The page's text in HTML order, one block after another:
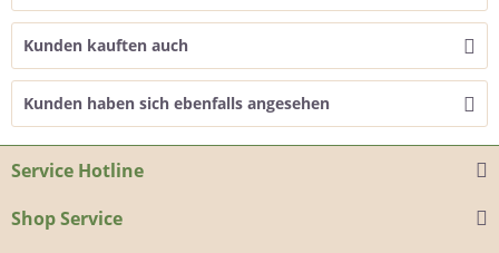
Kunden kauften auch
Kunden haben sich ebenfalls angesehen
Service Hotline
Shop Service